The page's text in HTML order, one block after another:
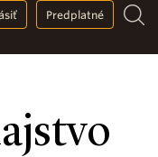
Predplatné